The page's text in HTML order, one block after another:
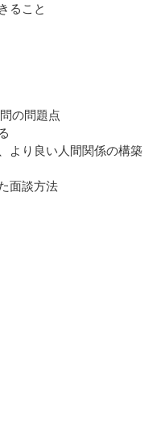
ること
の問題点
より良い人間関係の構築
面談方法